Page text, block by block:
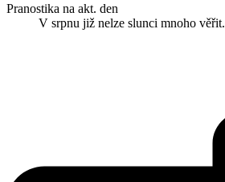
Pranostika na akt. den
V srpnu již nelze slunci mnoho věřit.